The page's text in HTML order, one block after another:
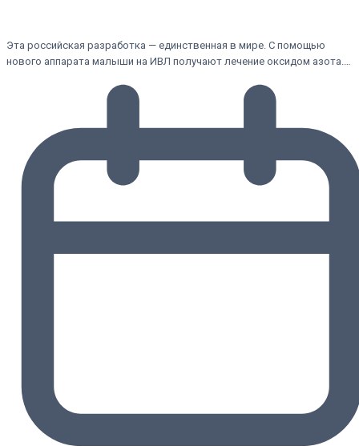
Эта российская разработка — единственная в мире. С помощью
нового аппарата малыши на ИВЛ получают лечение оксидом азота.…